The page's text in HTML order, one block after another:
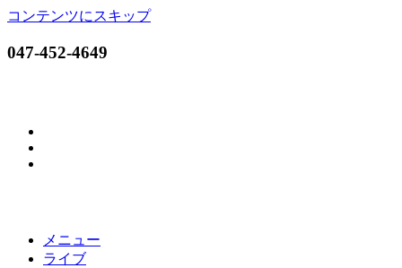
コンテンツにスキップ
047-452-4649
メニュー
ライブ